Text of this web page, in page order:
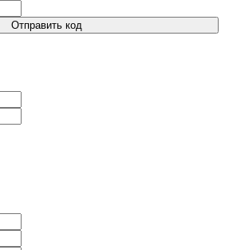
Отправить код